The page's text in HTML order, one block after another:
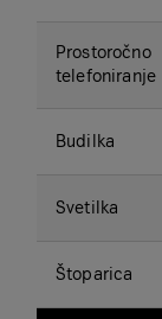
Prostoročno
telefoniranje
Budilka
Svetilka
Štoparica